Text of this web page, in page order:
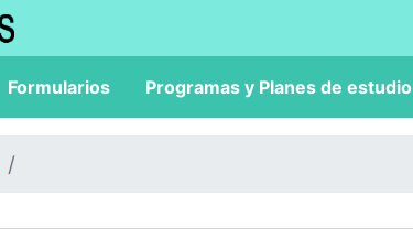
Formularios Programas y Planes de estudio